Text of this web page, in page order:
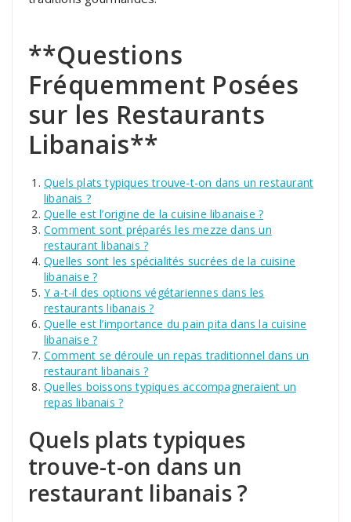
**Questions
Fréquemment Posées
sur les Restaurants
Libanais**
Quels plats typiques trouve-t-on dans un restaurant
libanais ?
Quelle est l’origine de la cuisine libanaise ?
Comment sont préparés les mezze dans un
restaurant libanais ?
Quelles sont les spécialités sucrées de la cuisine
libanaise ?
Y a-t-il des options végétariennes dans les
restaurants libanais ?
Quelle est l’importance du pain pita dans la cuisine
libanaise ?
Comment se déroule un repas traditionnel dans un
restaurant libanais ?
Quelles boissons typiques accompagneraient un
repas libanais ?
Quels plats typiques
trouve-t-on dans un
restaurant libanais ?